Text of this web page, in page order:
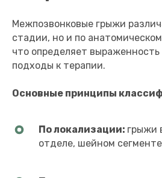
Межпозвонковые грыжи
стадии, но и по
что определяет
подходы к терапии.
Основные принципы
По локализации: грыжи
отделе, шейном